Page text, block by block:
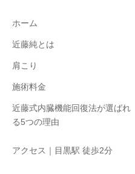
ホーム
近藤純とは
肩こり
施術料金
近藤式内臓機能回復法が選ばれ
る5つの理由
アクセス｜目黒駅 徒歩2分